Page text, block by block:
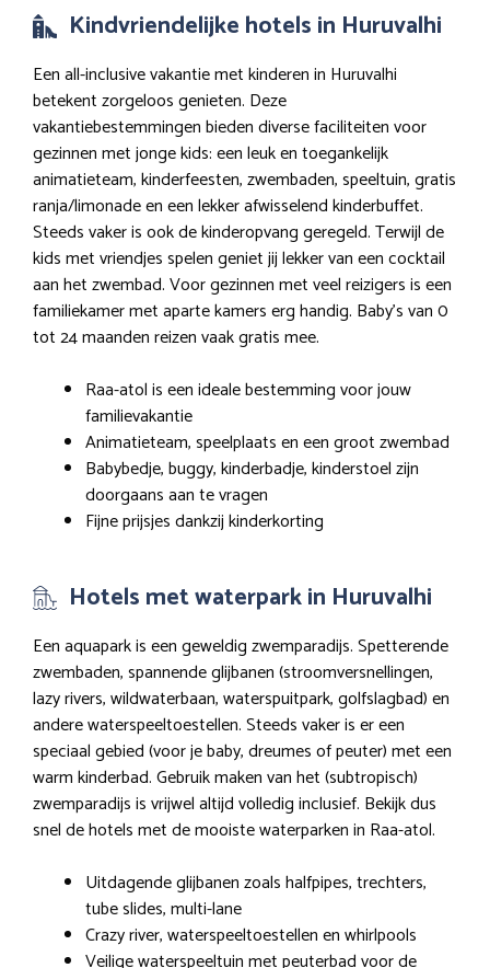
Kindvriendelijke hotels in Huruvalhi
Een all-inclusive vakantie met kinderen in Huruvalhi
betekent zorgeloos genieten. Deze
vakantiebestemmingen bieden diverse faciliteiten voor
gezinnen met jonge kids: een leuk en toegankelijk
animatieteam, kinderfeesten, zwembaden, speeltuin, gratis
ranja/limonade en een lekker afwisselend kinderbuffet.
Steeds vaker is ook de kinderopvang geregeld. Terwijl de
kids met vriendjes spelen geniet jij lekker van een cocktail
aan het zwembad. Voor gezinnen met veel reizigers is een
familiekamer met aparte kamers erg handig. Baby’s van 0
tot 24 maanden reizen vaak gratis mee.
Raa-atol is een ideale bestemming voor jouw
familievakantie
Animatieteam, speelplaats en een groot zwembad
Babybedje, buggy, kinderbadje, kinderstoel zijn
doorgaans aan te vragen
Fijne prijsjes dankzij kinderkorting
Hotels met waterpark in Huruvalhi
Een aquapark is een geweldig zwemparadijs. Spetterende
zwembaden, spannende glijbanen (stroomversnellingen,
lazy rivers, wildwaterbaan, waterspuitpark, golfslagbad) en
andere waterspeeltoestellen. Steeds vaker is er een
speciaal gebied (voor je baby, dreumes of peuter) met een
warm kinderbad. Gebruik maken van het (subtropisch)
zwemparadijs is vrijwel altijd volledig inclusief. Bekijk dus
snel de hotels met de mooiste waterparken in Raa-atol.
Uitdagende glijbanen zoals halfpipes, trechters,
tube slides, multi-lane
Crazy river, waterspeeltoestellen en whirlpools